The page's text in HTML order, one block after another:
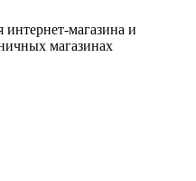
интернет-магазина и
магазинах